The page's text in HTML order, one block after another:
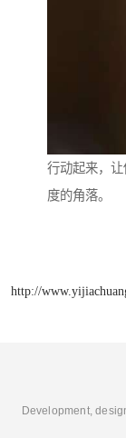
行动起来，
度的角落。
http://
Development,